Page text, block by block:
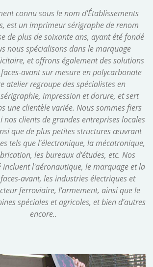
connu sous le nom d'Établissements
est un imprimeur sérigraphe de renom
de plus de soixante ans, ayant été fondé
nous spécialisons dans le marquage
et offrons également des solutions
avant sur mesure en polycarbonate
atelier regroupe des spécialistes en
impression et dorure, et sert
une clientèle variée. Nous sommes fiers
clients de grandes entreprises locales
que de plus petites structures œuvrant
tels que l'électronique, la mécatronique,
les bureaux d'études, etc. Nos
incluent l'aéronautique, le marquage et la
avant, les industries électriques et
ferroviaire, l'armement, ainsi que le
spéciales et agricoles, et bien d'autres
encore..